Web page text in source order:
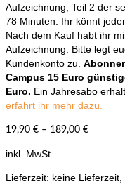
gewählt
werden
Aufzeichnung, Teil 2 der
78 Minuten. Ihr könnt
Nach dem Kauf habt ihr
Aufzeichnung. Bitte legt
Kundenkonto zu.
Campus 15 Euro
Euro. Ein Jahresabo
erfahrt ihr mehr dazu.
19,90 € – 189,00 €
inkl. MwSt.
Lieferzeit: keine